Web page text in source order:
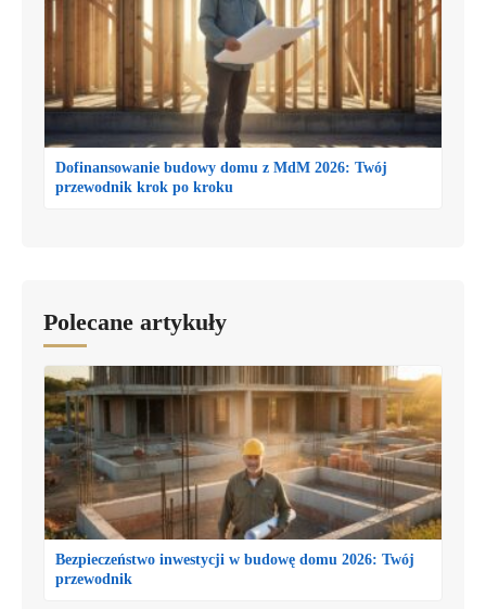
Dofinansowanie budowy domu z MdM 2026: Twój
przewodnik krok po kroku
Polecane artykuły
Bezpieczeństwo inwestycji w budowę domu 2026: Twój
przewodnik